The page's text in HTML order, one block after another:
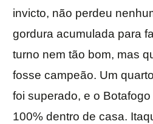
invicto, não perdeu
gordura acumulada para
turno nem tão bom, mas
fosse campeão. Um
foi superado, e o
100% dentro de casa.